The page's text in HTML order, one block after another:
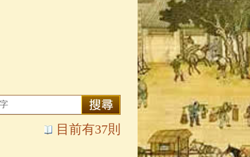
大悲咒(72)
目前有37則